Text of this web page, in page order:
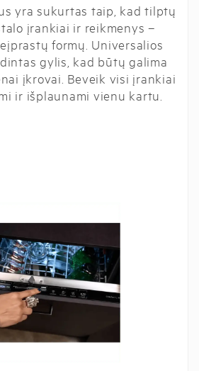
yra sukurtas taip, kad tilptų
įrankiai ir reikmenys –
formų. Universalios
gylis, kad būtų galima
įkrovai. Beveik visi įrankiai
ir išplaunami vienu kartu.